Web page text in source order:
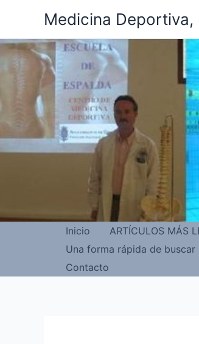
contenido
Medicina
Inicio ARTÍCULOS MÁS
Una forma rápida de
Contacto